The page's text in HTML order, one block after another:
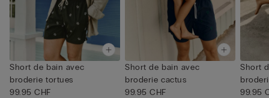
Short de bain avec
broderie tortues
99.95 CHF
Short de bain avec
broderie cactus
99.95 CHF
Short
99.95